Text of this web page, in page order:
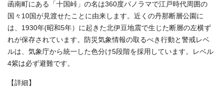
函南町にある「十国峠」の名は360度パノラマで江戸時代周囲の
国々10国が見渡せたことに由来します。近くの丹那断層公園に
は、1930年(昭和5年）に起きた北伊豆地震で生じた断層の左横ず
れが保存されています。防災気象情報の取るべき行動と警戒レベ
ルは、気象庁から統一した色分け5段階を採用しています。レベル
4紫は必ず避難です。
【詳細】